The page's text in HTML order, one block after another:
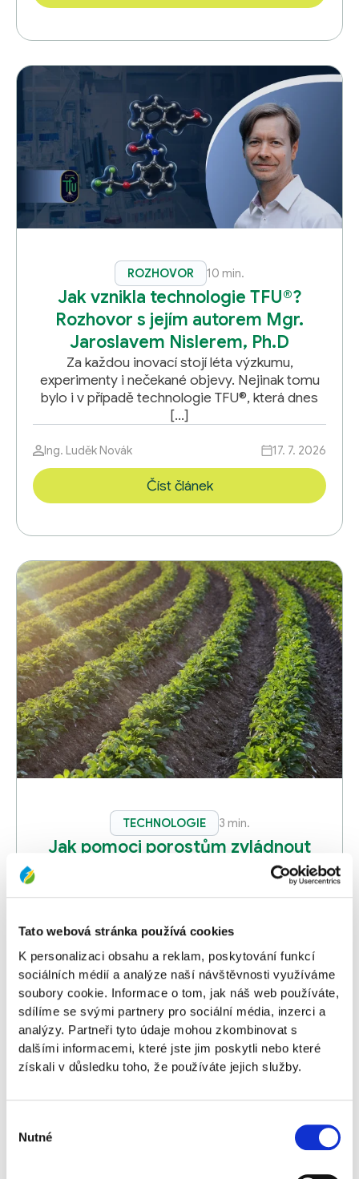
Tato webová stránka používá cookies
K personalizaci obsahu a reklam, poskytování funkcí
sociálních médií a analýze naší návštěvnosti využíváme
soubory cookie. Informace o tom, jak náš web používáte,
sdílíme se svými partnery pro sociální média, inzerci a
analýzy. Partneři tyto údaje mohou zkombinovat s
dalšími informacemi, které jste jim poskytli nebo které
získali v důsledku toho, že používáte jejich služby.
souhlasu
Nutné
ROZHOVOR 10 min.
Jak vznikla technologie TFU®?
Rozhovor s jejím autorem Mgr.
Jaroslavem Nislerem, Ph.D
Za každou inovací stojí léta výzkumu,
experimenty i nečekané objevy. Nejinak tomu
bylo i v případě technologie TFU®, která dnes
[…]
Ing. Luděk Novák 17. 7. 2026
Číst článek
TECHNOLOGIE 3 min.
Jak pomoci porostům zvládnout
Vysoké teploty a nedostatek vláhy patří mezi
zemědělské plodiny během vegetace setkávají.
Tepelný stres […]
Ing. Luděk Novák 8. 7. 2026
Číst článek